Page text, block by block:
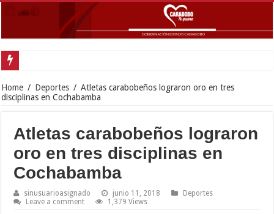
Home / Deportes / Atletas carabobeños lograron oro en tres
disciplinas en Cochabamba
Atletas carabobeños lograron
oro en tres disciplinas en
Cochabamba
sinusuarioasignado junio 11, 2018
Deportes
Leave a comment
1,379 Views